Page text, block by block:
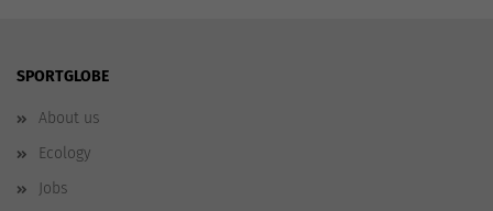
SPORTGLOBE
About us
Ecology
Jobs